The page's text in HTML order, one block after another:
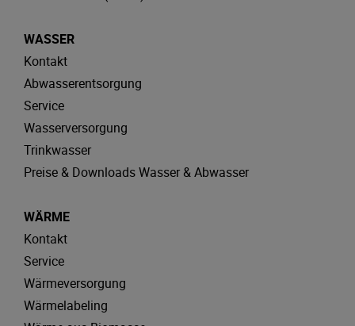
WASSER
Kontakt
Abwasserentsorgung
Service
Wasserversorgung
Trinkwasser
Preise & Downloads Wasser & Abwasser
WÄRME
Kontakt
Service
Wärmeversorgung
Wärmelabeling